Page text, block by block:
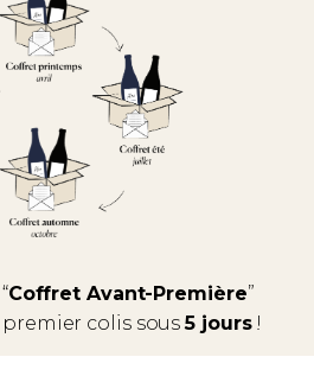
Coffret Avant-Première”
colis sous5 jours!